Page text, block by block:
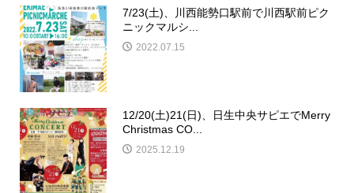
7/23(土)、川西能勢口駅前で川西駅前ピク
ニックマルシ...
2022.07.15
12/20(土)21(日)、日生中央サピエでMerry
Christmas CO...
2025.12.19